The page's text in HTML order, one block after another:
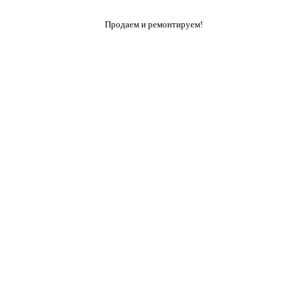
Продаем и ремонтируем!